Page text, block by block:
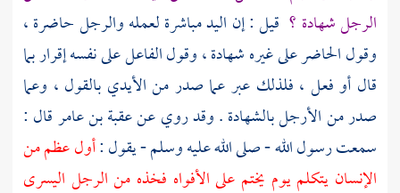
الرجل شهادة ؟ قيل : إن اليد مباشرة لعمله والرجل حاضرة ،
وقول الحاضر على غيره شهادة ، وقول الفاعل على نفسه إقرار بما
قال أو فعل ، فلذلك عبر عما صدر من الأيدي بالقول ، وعما
صدر من الأرجل بالشهادة . وقد روي عنعقبة بن عامرقال :
سمعت رسول الله - صلى الله عليه وسلم - يقول :أول عظم من
الإنسان يتكلم يوم يختم على الأفواه فخذه من الرجل اليسرى